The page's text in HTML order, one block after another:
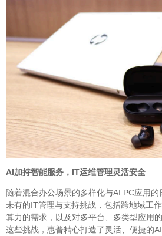
AI加持智能服务，IT运维管理灵活安全
随着混合办公场景的多样化与AI PC应用
未有的IT管理与支持挑战，包括跨地域工
算力的需求，以及对多平台、多类型应用
这些挑战，惠普精心打造了灵活、便捷的